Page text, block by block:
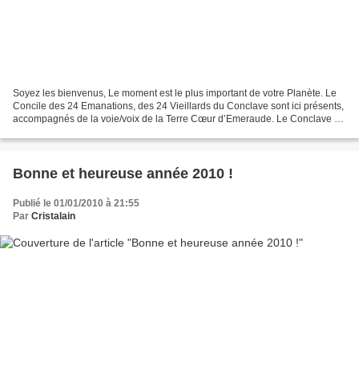
Soyez les bienvenus, Le moment est le plus important de votre Planète. Le
Concile des 24 Emanations, des 24 Vieillards du Conclave sont ici présents,
accompagnés de la voie/voix de la Terre Cœur d’Emeraude. Le Conclave a
Bonne et heureuse année 2010 !
Publié le 01/01/2010 à 21:55
Par Cristalain